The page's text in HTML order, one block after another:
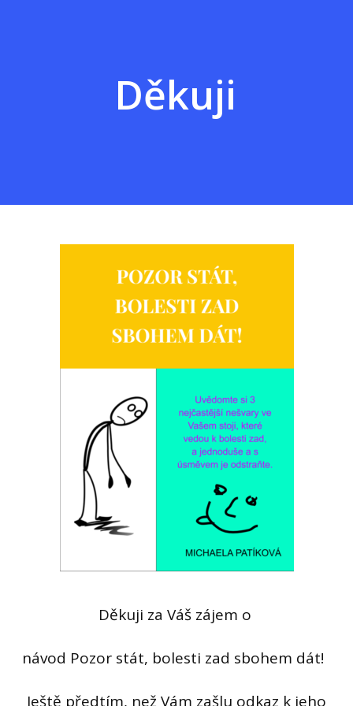
Děkuji
Děkuji za Váš zájem o
návod Pozor stát, bolesti zad sbohem dát!
Ještě předtím, než Vám zašlu odkaz k jeho